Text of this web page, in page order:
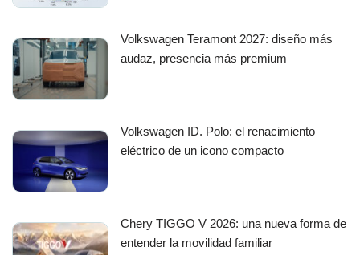
Volkswagen Teramont 2027: diseño más
audaz, presencia más premium
Volkswagen ID. Polo: el renacimiento
eléctrico de un icono compacto
Chery TIGGO V 2026: una nueva forma de
entender la movilidad familiar